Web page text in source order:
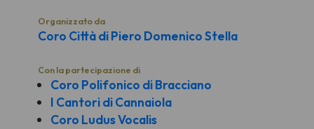
Organizzato da
Coro Città di Piero Domenico Stella
Con la partecipazione di
Coro Polifonico di Bracciano
I Cantori di Cannaiola
Coro Ludus Vocalis